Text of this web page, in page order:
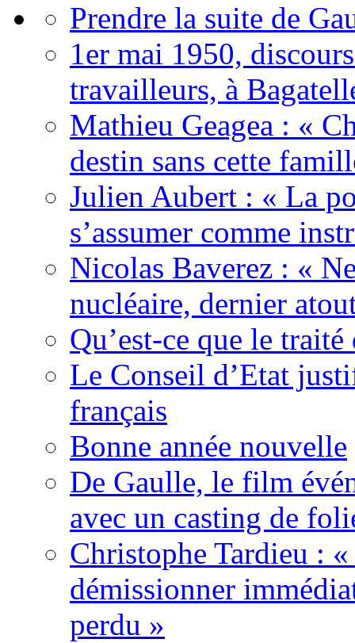
Prendre la suite de
1er mai 1950,
travailleurs, à
Mathieu Geagea : «
destin sans cette
Julien Aubert : « La
s’assumer comme
Nicolas Baverez : «
nucléaire, dernier
Qu’est-ce que le traité
Le Conseil d’Etat
français
Bonne année nouvelle
De Gaulle, le film
avec un casting de
Christophe Tardieu : «
démissionner
perdu »